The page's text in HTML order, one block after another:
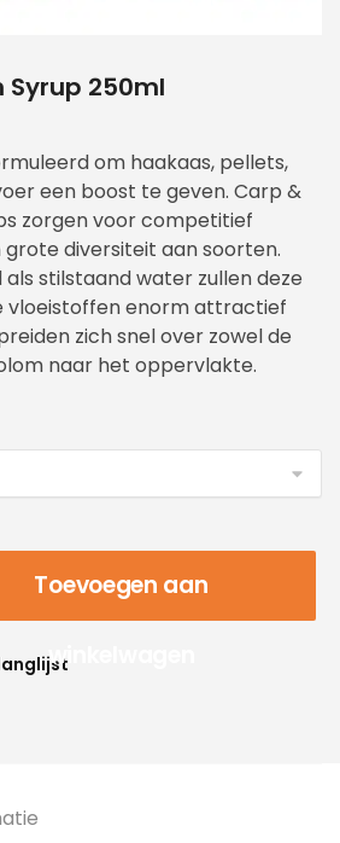
Syrup 250ml
om haakaas, pellets,
een boost te geven. Carp &
zorgen voor competitief
diversiteit aan soorten.
stilstaand water zullen deze
vloeistoffen enorm attractief
zich snel over zowel de
naar het oppervlakte.
Toevoegen aan
winkelwagen